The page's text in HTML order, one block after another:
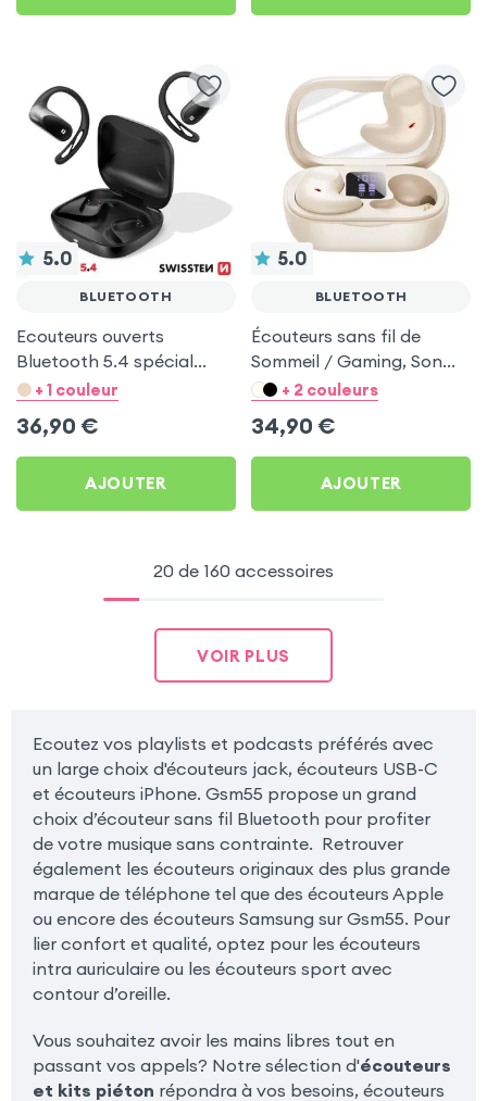
5.0
BLUETOOTH
Ecouteurs ouverts
Bluetooth 5.4 spécial
Sport et Running -
+ 1 couleur
36,90 €
AJOUTER
5.0
BLUETOOTH
Écouteurs sans fil de
Sommeil / Gaming, Son
immersif avec Réduction
- Rose
+ 2 couleurs
34,90 €
AJOUTER
20 de 160 accessoires
VOIR PLUS
Ecoutez vos playlists et podcasts préférés avec
un large choix d'écouteurs jack, écouteurs USB-C
et écouteurs iPhone. Gsm55 propose un grand
choix d’écouteur sans fil Bluetooth pour profiter
de votre musique sans contrainte. Retrouver
également les écouteurs originaux des plus grande
marque de téléphone tel que des écouteurs Apple
ou encore des écouteurs Samsung sur Gsm55. Pour
lier confort et qualité, optez pour les écouteurs
intra auriculaire ou les écouteurs sport avec
contour d’oreille.
Vous souhaitez avoir les mains libres tout en
passant vos appels? Notre sélection d'écouteurs
et kits piéton répondra à vos besoins, écouteurs